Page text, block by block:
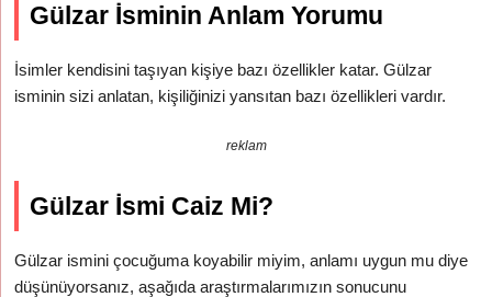
Gülzar İsminin Anlam Yorumu
İsimler kendisini taşıyan kişiye bazı özellikler katar. Gülzar
isminin sizi anlatan, kişiliğinizi yansıtan bazı özellikleri vardır.
reklam
Gülzar İsmi Caiz Mi?
Gülzar ismini çocuğuma koyabilir miyim, anlamı uygun mu diye
düşünüyorsanız, aşağıda araştırmalarımızın sonucunu